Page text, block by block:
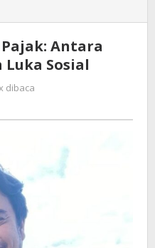
Antara
Sosial
dibaca